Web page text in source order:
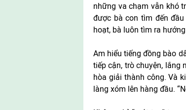
những va chạm vẫn khó
được bà con tìm đến
hoạt, bà luôn tìm ra
Am hiểu tiếng đồng bào
tiếp cận, trò chuyện, lắng
hòa giải thành công. Và
làng xóm lên hàng đầu.